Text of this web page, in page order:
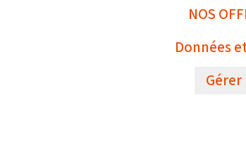
NOS
Données